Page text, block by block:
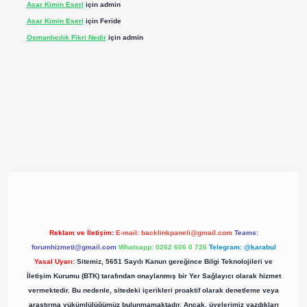
Asar Kimin Eseri için admin
Asar Kimin Eseri için Feride
Osmanlıcılık Fikri Nediriçin admin
Reklam ve İletişim: E-mail: backlinkpaneli@gmail.com Teams:
forumhizmeti@gmail.com Whatsapp: 0262 606 0 726 Telegram: @karabul
Yasal Uyarı: Sitemiz, 5651 Sayılı Kanun gereğince Bilgi Teknolojileri ve
İletişim Kurumu (BTK) tarafından onaylanmış bir Yer Sağlayıcı olarak hizmet
vermektedir. Bu nedenle, sitedeki içerikleri proaktif olarak denetleme veya
araştırma yükümlülüğümüz bulunmamaktadır. Ancak, üyelerimiz yazdıkları